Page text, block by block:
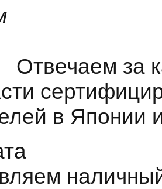
Отвечаем за
в Японии